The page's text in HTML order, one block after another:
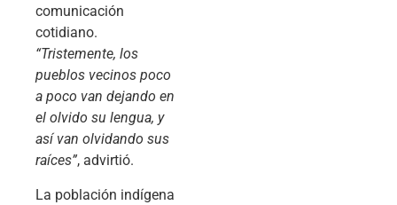
comunicación
cotidiano.
“Tristemente, los
pueblos vecinos poco
a poco van dejando en
el olvido su lengua, y
así van olvidando sus
raíces”, advirtió.
La población indígena